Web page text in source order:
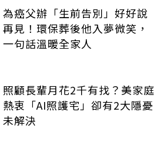
為癌父辦「生前告別」好好說
再見！環保葬後他入夢微笑，
一句話溫暖全家人
照顧長輩月花2千有找？美家庭
熱衷「AI照護宅」卻有2大隱憂
未解決